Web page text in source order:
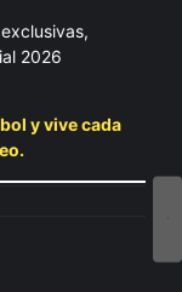
2026
y vive cada